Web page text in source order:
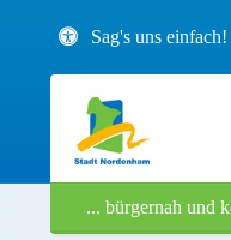
Sag's uns
... bürgernah und